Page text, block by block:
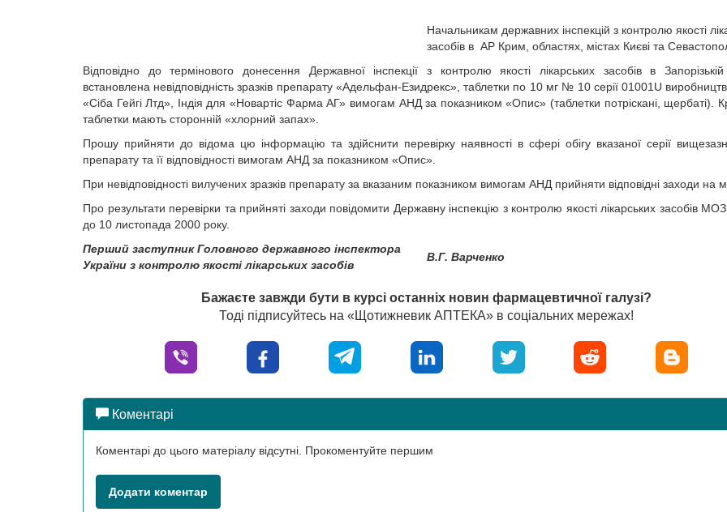
Начальникам державних інспекцій з контролю якості
засобів в АР Крим, областях, містах Києві та
Відповідно до термінового донесення Державної інспекції з контролю якості лікарських засобів в Запорізькій
встановлена невідповідність зразків препарату «Адельфан-Езидрекс», таблетки по 10 мг № 10 серії 01001U
«Сіба Гейгі Лтд», Індія для «Новартіс Фарма АГ» вимогам АНД за показником «Опис» (таблетки потріскані, щербаті).
таблетки мають сторонній «хлорний запах».
Прошу прийняти до відома цю інформацію та здійснити перевірку наявності в сфері обігу вказаної серії
препарату та її відповідності вимогам АНД за показником «Опис».
При невідповідності вилучених зразків препарату за вказаним показником вимогам АНД прийняти відповідні заходи на
Про результати перевірки та прийняті заходи повідомити Державну інспекцію з контролю якості лікарських засобів
до 10 листопада 2000 року.
Перший заступник Головного державного інспектора
України з контролю якості лікарських засобів
В.Г. Варченко
Бажаєте завжди бути в курсі останніх новин фармацевтичної галузі?
Тоді підписуйтесь на «Щотижневик АПТЕКА» в соціальних мережах!
Коментарі
Коментарі до цього матеріалу відсутні. Прокоментуйте першим
Додати коментар